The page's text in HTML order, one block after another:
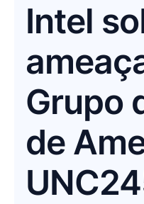
Intel
Grupo
de